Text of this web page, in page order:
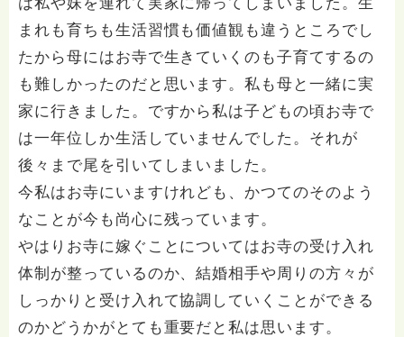
まれも育ちも生活習慣も価値観も違うところでし
たから母にはお寺で生きていくのも子育てするの
も難しかったのだと思います。私も母と一緒に実
家に行きました。ですから私は子どもの頃お寺で
は一年位しか生活していませんでした。それが
後々まで尾を引いてしまいました。
今私はお寺にいますけれども、かつてのそのよう
なことが今も尚心に残っています。
やはりお寺に嫁ぐことについてはお寺の受け入れ
体制が整っているのか、結婚相手や周りの方々が
しっかりと受け入れて協調していくことができる
のかどうかがとても重要だと私は思います。